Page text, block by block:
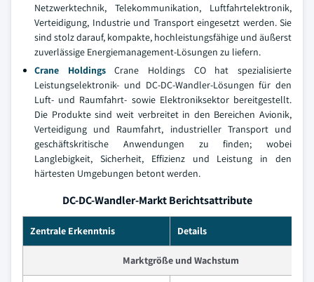
Netzwerktechnik, Telekommunikation, Luftfahrtelektronik,
Verteidigung, Industrie und Transport eingesetzt werden. Sie
sind stolz darauf, kompakte, hochleistungsfähige und äußerst
zuverlässige Energiemanagement-Lösungen zu liefern.
Crane HoldingsCrane Holdings CO hat spezialisierte
Leistungselektronik- und DC-DC-Wandler-Lösungen für den
Luft- und Raumfahrt- sowie Elektroniksektor bereitgestellt.
Die Produkte sind weit verbreitet in den Bereichen Avionik,
Verteidigung und Raumfahrt, industrieller Transport und
geschäftskritische Anwendungen zu finden; wobei
Langlebigkeit, Sicherheit, Effizienz und Leistung in den
härtesten Umgebungen betont werden.
DC-DC-Wandler-Markt Berichtsattribute
Zentrale Erkenntnis Details
Marktgröße und Wachstum